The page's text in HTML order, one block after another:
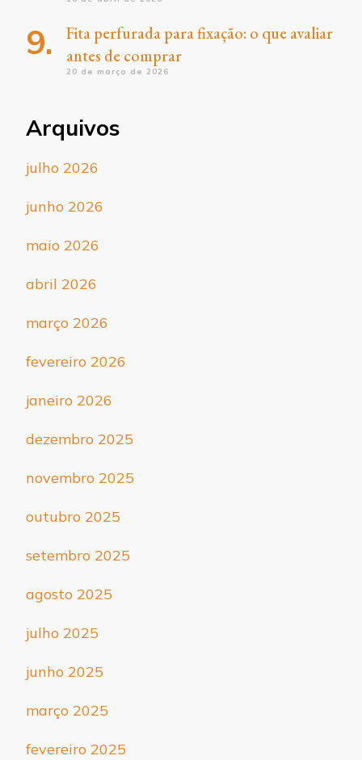
Fita perfurada para fixação: o que avaliar
antes de comprar
20 de março de 2026
Arquivos
julho 2026
junho 2026
maio 2026
abril 2026
março 2026
fevereiro 2026
janeiro 2026
dezembro 2025
novembro 2025
outubro 2025
setembro 2025
agosto 2025
julho 2025
junho 2025
março 2025
fevereiro 2025